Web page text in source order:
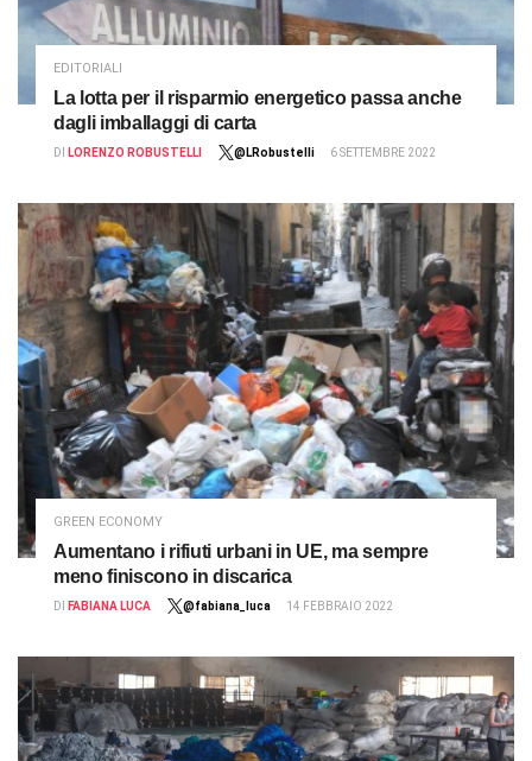
EDITORIALI
La lotta per il risparmio energetico passa anche
dagli imballaggi di carta
DI LORENZO ROBUSTELLI @LRobustelli 6 SETTEMBRE 2022
GREEN ECONOMY
Aumentano i rifiuti urbani in UE, ma sempre
meno finiscono in discarica
DI FABIANA LUCA @fabiana_luca 14 FEBBRAIO 2022